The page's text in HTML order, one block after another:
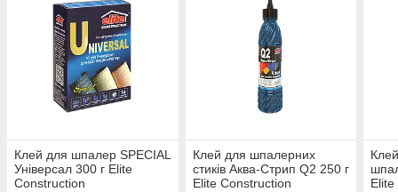
Клей для шпалер SPECIAL
Універсал 300 г Elite
Construction
Клей для шпалерних
стиків Аква-Стрип Q2 250 г
Elite Construction